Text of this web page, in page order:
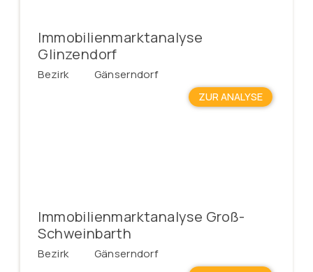
Immobilienmarktanalyse
Glinzendorf
Bezirk Gänserndorf
ZUR ANALYSE
Immobilienmarktanalyse Groß-
Schweinbarth
Bezirk Gänserndorf